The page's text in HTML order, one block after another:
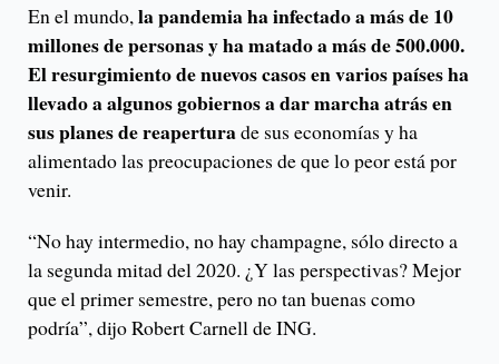
En el mundo,la pandemia ha infectado a más de 10
millones de personas y ha matado a más de 500.000.
El resurgimiento de nuevos casos en varios países ha
llevado a algunos gobiernos a dar marcha atrás en
sus planes de reaperturade sus economías y ha
alimentado las preocupaciones de que lo peor está por
venir.
“No hay intermedio, no hay champagne, sólo directo a
la segunda mitad del 2020. ¿Y las perspectivas? Mejor
que el primer semestre, pero no tan buenas como
podría”, dijo Robert Carnell de ING.